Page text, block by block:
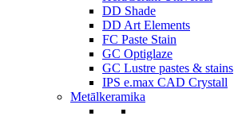
DD Shade
DD Art Elements
FC Paste Stain
GC Optiglaze
GC Lustre pastes & stains
IPS e.max CAD Crystall
Metālkeramika